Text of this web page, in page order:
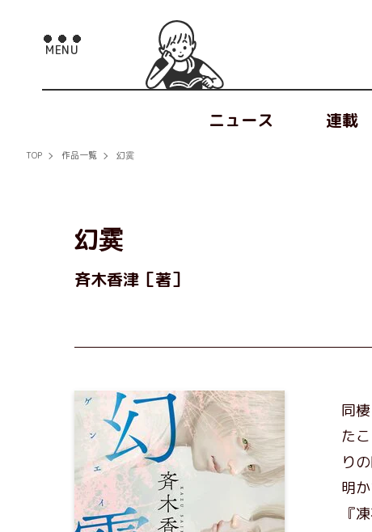
ニュース 連載
TOP 作品一覧 幻霙
幻霙
斉木香津［著］
同
た
り
明
『